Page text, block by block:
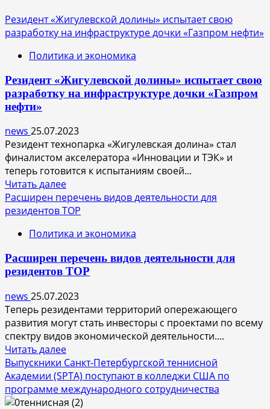
Резидент «Жигулевской долины» испытает свою
разработку на инфраструктуре дочки «Газпром нефти»
Политика и экономика
Резидент «Жигулевской долины» испытает свою
разработку на инфраструктуре дочки «Газпром
нефти»
news 25.07.2023
Резидент технопарка «Жигулевская долина» стал
финалистом акселератора «Инновации и ТЭК» и
теперь готовится к испытаниям своей...
Читать далееПрочитать
больше
о
«Жигулевской
испытает
свою
разработку
на
инфраструктуре
дочки
«Газпром
нефти»
Расширен перечень видов деятельности для
резидентов ТОР
Политика и экономика
Расширен перечень видов деятельности для
резидентов ТОР
news 25.07.2023
Теперь резидентами территорий опережающего
развития могут стать инвесторы с проектами по всему
спектру видов экономической деятельности....
Читать далееПрочитать
больше
о
Расширен
перечень
Выпускники Санкт-Петербургской теннисной
Академии (SPTA) поступают в колледжи США по
программе международного сотрудничества